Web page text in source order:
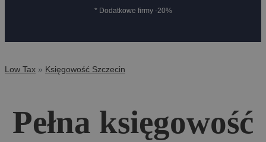
* Dodatkowe firmy -20%
Low Tax » Księgowość Szczecin
Pełna księgowość